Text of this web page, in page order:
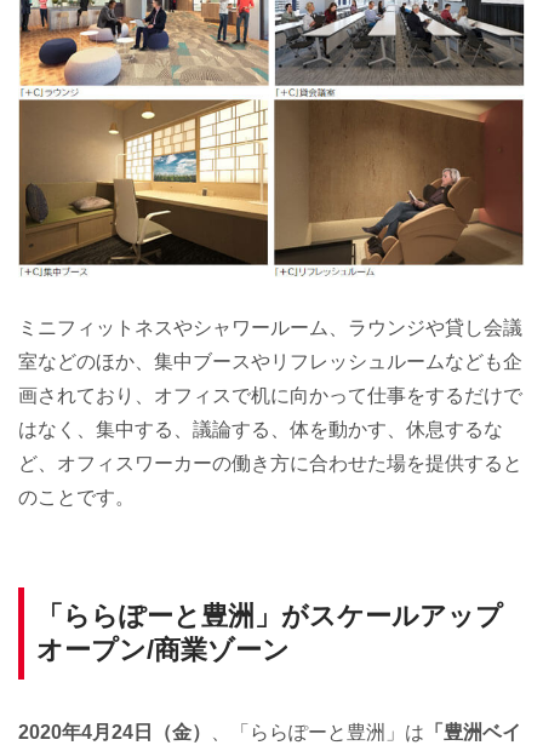
ミニフィットネスやシャワールーム、ラウンジや貸し会議
室などのほか、集中ブースやリフレッシュルームなども企
画されており、オフィスで机に向かって仕事をするだけで
はなく、集中する、議論する、体を動かす、休息するな
ど、オフィスワーカーの働き方に合わせた場を提供すると
のことです。
「ららぽーと豊洲」がスケールアップ
オープン/商業ゾーン
2020年4月24日（金） 、「ららぽーと豊洲」は 「豊洲ベイ